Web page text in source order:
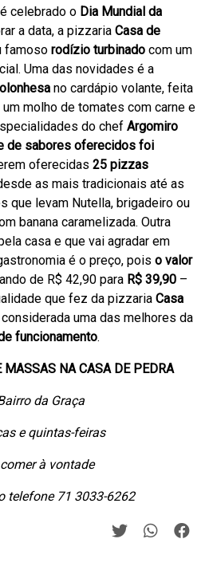
celebrado o Dia Mundial da
a data, a pizzariaCasa de
famosorodízio turbinado com um
Uma das novidades é a
no cardápio volante, feita
molho de tomates com carne e
do chefArgomiro
de sabores oferecidos foi
oferecidas25 pizzas
as mais tradicionais até as
que levam Nutella, brigadeiro ou
banana caramelizada. Outra
casa e que vai agradar em
é o preço, poiso valor
de R$ 42,90 para R$ 39,90 –
que fez da pizzariaCasa
considerada uma das melhores da
funcionamento.
NA CASA DE PEDRA
da Graça
e quintas-feiras
à vontade
telefone 71 3033-6262